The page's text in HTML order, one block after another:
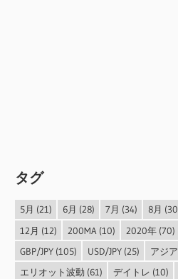
タグ
5月 (21) 6月 (28) 7月 (34) 8月
12月 (12) 200MA (10) 2020年(70)
GBP/JPY(105) USD/JPY(25) アジ
エリオット波動 (61) デイトレ (10)